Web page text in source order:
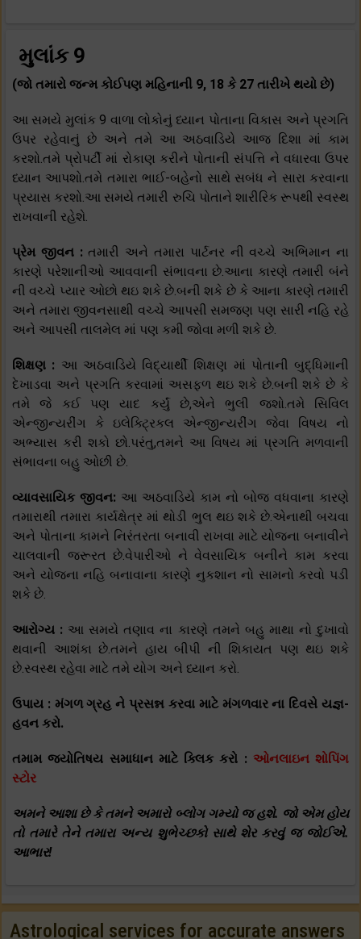
મુલાંક 9
(જો તમારો જન્મ કોઈપણ મહિનાની 9, 18 કે 27 તારીખે થયો છે)
આ સમયે મુલાંક 9 વાળા લોકોનું ધ્યાન પોતાના વિકાસ અને પ્રગતિ
ઉપર રહેવાનું છે અને તમે આ અઠવાડિયે આજ દિશા માં કામ
કરશો.તમે પ્રોપર્ટી માં રોકાણ કરીને પોતાની સંપત્તિ ને વધારવા ઉપર
ધ્યાન આપશો.તમે તમારા ભાઈ-બહેનો સાથે સબંધ ને સારા કરવાના
પ્રયાસ કરશો.આ સમયે તમારી રુચિ પોતાને શારીરિક રૂપથી સ્વસ્થ
રાખવાની રહેશે.
પ્રેમ જીવન :તમારી અને તમારા પાર્ટનર ની વચ્ચે અભિમાન ના
કારણે પરેશાનીઓ આવવાની સંભાવના છે.આના કારણે તમારી બંને
ની વચ્ચે પ્યાર ઓછો થઇ શકે છે.બની શકે છે કે આના કારણે તમારી
અને તમારા જીવનસાથી વચ્ચે આપસી સમજણ પણ સારી નહિ રહે
અને આપસી તાલમેલ માં પણ કમી જોવા મળી શકે છે.
શિક્ષણ : આ અઠવાડિયે વિદ્યાર્થી શિક્ષણ માં પોતાની બુદ્ધિમાની
દેખાડવા અને પ્રગતિ કરવામાં અસફળ થઇ શકે છે.બની શકે છે કે
તમે જે કઈ પણ યાદ કર્યું છે,એને ભુલી જશો.તમે સિવિલ
એન્જીન્યરીંગ કે ઇલેક્ટ્રિકલ એન્જીન્યરીંગ જેવા વિષય નો
અભ્યાસ કરી શકો છો.પરંતુ,તમને આ વિષય માં પ્રગતિ મળવાની
સંભાવના બહુ ઓછી છે.
વ્યાવસાયિક જીવન: આ અઠવાડિયે કામ નો બોજ વધવાના કારણે
તમારાથી તમારા કાર્યક્ષેત્ર માં થોડી ભુલ થઇ શકે છે.એનાથી બચવા
અને પોતાના કામને નિરંતરતા બનાવી રાખવા માટે યોજના બનાવીને
ચાલવાની જરૂરત છે.વેપારીઓ ને વેવસાયિક બનીને કામ કરવા
અને યોજના નહિ બનાવાના કારણે નુકશાન નો સામનો કરવો પડી
શકે છે.
આરોગ્ય : આ સમયે તણાવ ના કારણે તમને બહુ માથા નો દુખાવો
થવાની આશંકા છે.તમને હાય બીપી ની શિકાયત પણ થઇ શકે
છે.સ્વસ્થ રહેવા માટે તમે યોગ અને ધ્યાન કરો.
ઉપાય : મંગળ ગ્રહ ને પ્રસન્ન કરવા માટે મંગળવાર ના દિવસે યજ્ઞ-
હવન કરો.
તમામ જ્યોતિષય સમાધાન માટે ક્લિક કરો : ઓનલાઇન શોપિંગ
સ્ટોર
અમને આશા છે કે તમને અમારો બ્લોગ ગમ્યો જ હશે. જો એમ હોય
તો તમારે તેને તમારા અન્ય શુભેચ્છકો સાથે શેર કરવું જ જોઈએ.
આભાર!
Astrological services for accurate answers